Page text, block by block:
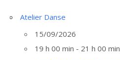
Atelier Danse
15/09/2026
19 h 00 min - 21 h 00 min